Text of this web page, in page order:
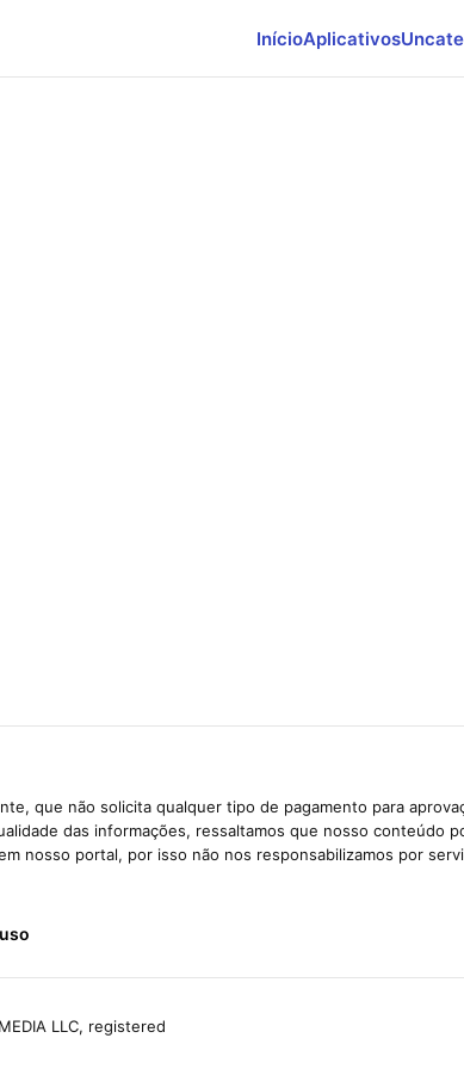
InícioAplicativos
que não solicita qualquer tipo de pagamento para
das informações, ressaltamos que nosso conteúdo
nosso portal, por isso não nos responsabilizamos por
LLC, registered